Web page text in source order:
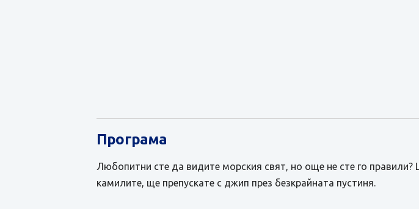
Програма
Любопитни сте да видите морския свят, но още не сте го
камилите, ще препускате с джип през безкрайната пустиня.